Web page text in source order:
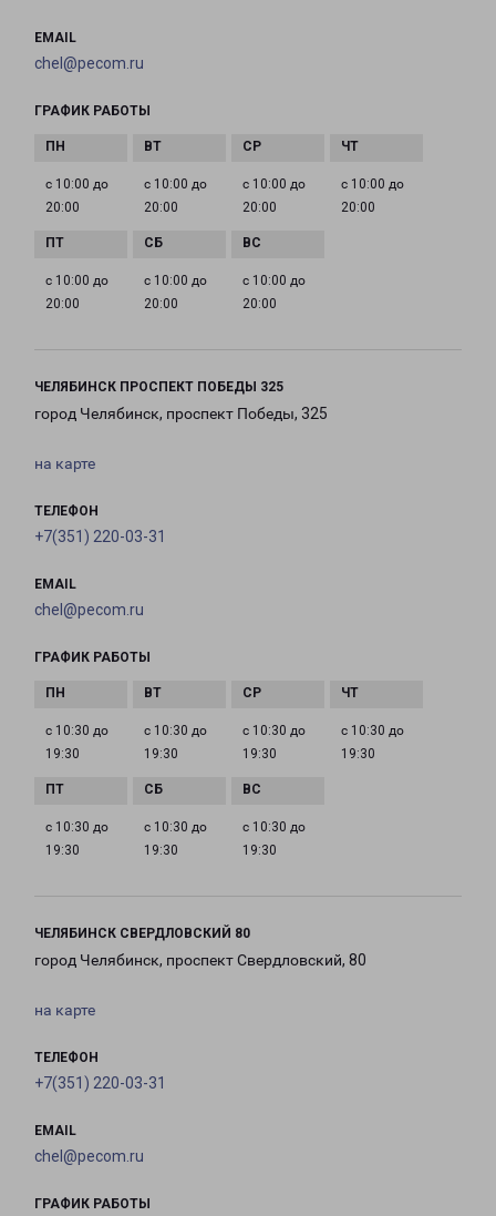
EMAIL
chel@pecom.ru
ГРАФИК РАБОТЫ
с 10:00 до
20:00
с 10:00 до
20:00
с 10:00 до
20:00
с 10:00 до
20:00
с 10:00 до
20:00
с 10:00 до
20:00
с 10:00 до
20:00
ЧЕЛЯБИНСК ПРОСПЕКТ ПОБЕДЫ 325
город Челябинск, проспект Победы, 325
на карте
ТЕЛЕФОН
+7(351) 220-03-31
EMAIL
chel@pecom.ru
ГРАФИК РАБОТЫ
с 10:30 до
19:30
с 10:30 до
19:30
с 10:30 до
19:30
с 10:30 до
19:30
с 10:30 до
19:30
с 10:30 до
19:30
с 10:30 до
19:30
ЧЕЛЯБИНСК СВЕРДЛОВСКИЙ 80
город Челябинск, проспект Свердловский, 80
на карте
ТЕЛЕФОН
+7(351) 220-03-31
EMAIL
chel@pecom.ru
ГРАФИК РАБОТЫ